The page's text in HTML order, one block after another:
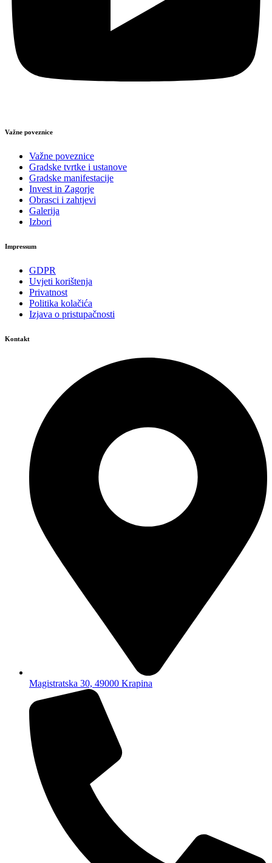
Važne poveznice
Važne poveznice
Gradske tvrtke i ustanove
Gradske manifestacije
Invest in Zagorje
Obrasci i zahtjevi
Galerija
Izbori
Impressum
GDPR
Uvjeti korištenja
Privatnost
Politika kolačića
Izjava o pristupačnosti
Kontakt
Magistratska 30, 49000 Krapina